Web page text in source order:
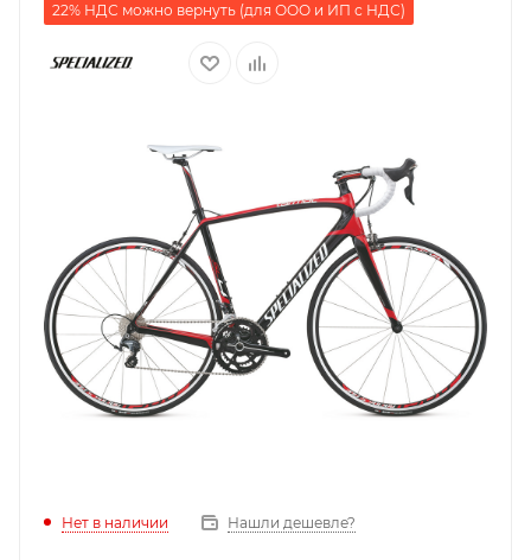
22% НДС можно вернуть (для ООО и ИП с НДС)
Нет в наличии Нашли дешевле?